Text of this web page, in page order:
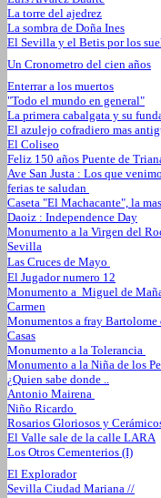
La torre del ajedrez
La sombra de Doña Ines
El Sevilla y el Betis por los
Un Cronometro del cien años
Enterrar a los muertos
"Todo el mundo en general"
La primera cabalgata y su
El azulejo cofradiero mas
El Coliseo
Feliz 150 años Puente de
Ave San Justa : Los que
ferias te saludan
Caseta "El Machacante", la
Daoiz : Independence Day
Monumento a la Virgen del
Sevilla
Las Cruces de Mayo
El Jugador numero 12
Monumento a Miguel de
Carmen
Monumentos a fray Bartolome
Casas
Monumento a la Tolerancia
Monumento a la Niña de los
¿Quien sabe donde ..
Antonio Mairena
Niño Ricardo
Rosarios Gloriosos y
El Valle sale de la calle LARA
Los Otros Cementerios (I)
El Explorador
Sevilla Ciudad Mariana //